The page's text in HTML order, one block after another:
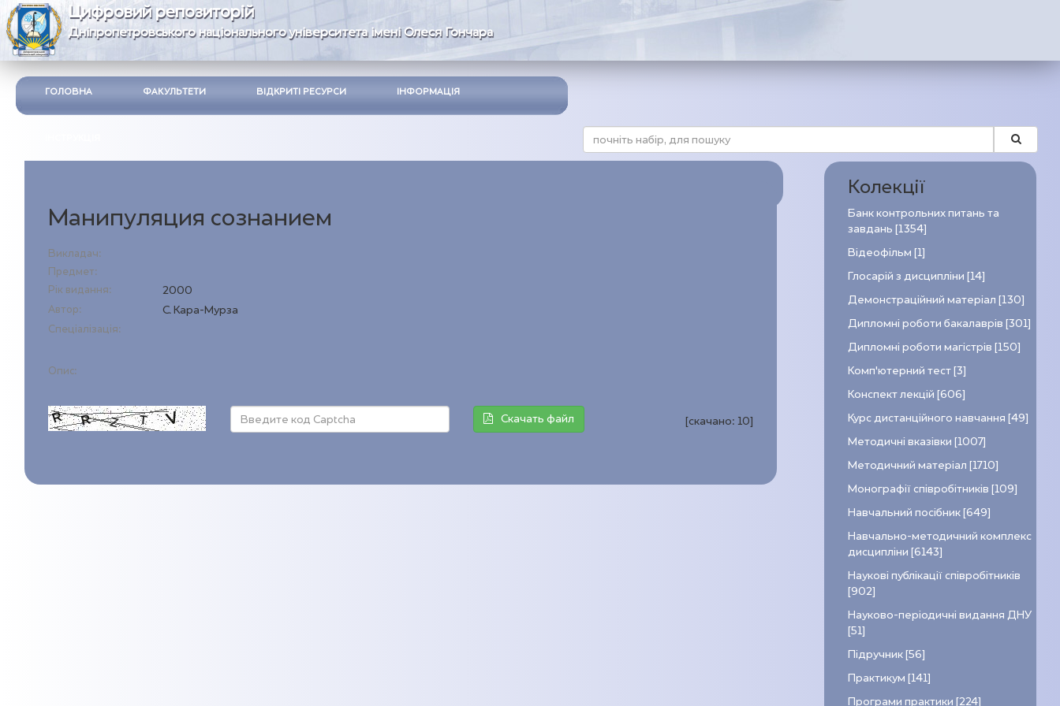
Цифровий репозиторій
Дніпропетровського національного університета імені Олеся Гончара
ГОЛОВНА ФАКУЛЬТЕТИ ВІДКРИТІ РЕСУРСИ ІНФОРМАЦІЯ
Манипуляция сознанием
Викладач:
Предмет:
Рік видання:
2000
Автор: С. Кара-Мурза
Спеціалізація:
Опис:
Скачать файл [скачано:10]
Колекції
Банк контрольних питань та
завдань [1354]
Відеофільм [1]
Глосарій з дисципліни [14]
Демонстраційний матеріал [130]
Дипломні роботи бакалаврів [301]
Дипломні роботи магістрів [150]
Комп’ютерний тест [3]
Конспект лекцій [606]
Курс дистанційного навчання [49]
Методичні вказівки [1007]
Методичний матеріал [1710]
Монографії співробітників [109]
Навчальний посібник [649]
Навчально-методичний комплекс
дисципліни [6143]
Наукові публікації співробітників
[902]
Науково-періодичні видання ДНУ
[51]
Підручник [56]
Практикум [141]
Програми практики [224]